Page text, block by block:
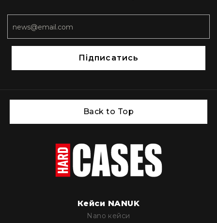
Підписатись
Back to Top
Кейси NANUK
Nano кейси